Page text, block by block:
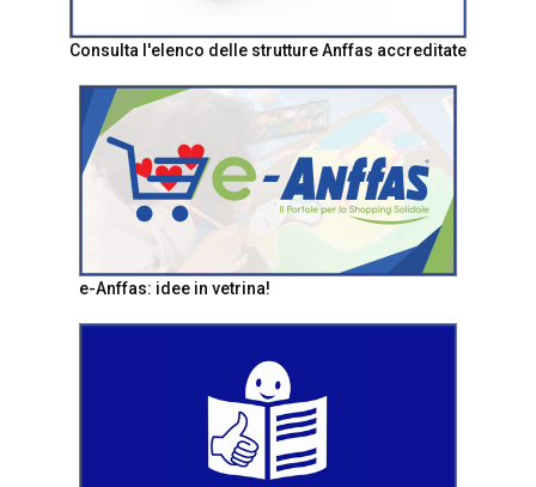
Consulta l'elenco delle strutture Anffas accreditate
e-Anffas: idee in vetrina!